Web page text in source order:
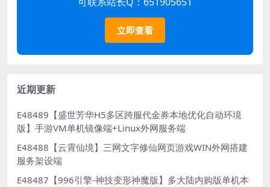
立即查看
近期更新
E48489【盛世芳华H5多区跨服代金券本地优化自动环境
版】手游VM单机镜像端+Linux外网服务端
E48488【云霄仙境】三网文字修仙网页游戏WIN外网搭建
服务架设端
E48487【996引擎-神技变形神魔版】多大陆内购版单机本